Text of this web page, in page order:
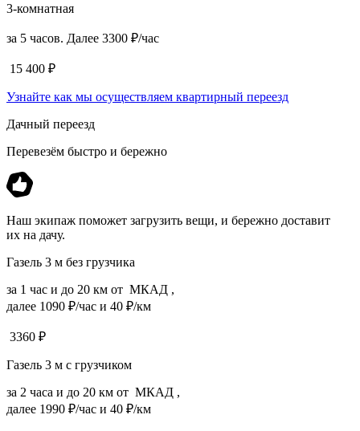
3-комнатная
за 5 часов. Далее 3300 ₽/час
15 400 ₽
Узнайте как мы осуществляем квартирный переезд
Дачный переезд
Перевезём быстро и бережно
Наш экипаж поможет загрузить вещи, и бережно доставит
их на дачу.
Газель 3 м без грузчика
за 1 час и до 20 км от МКАД ,
далее 1090 ₽/час и 40 ₽/км
3360 ₽
Газель 3 м с грузчиком
за 2 часа и до 20 км от МКАД ,
далее 1990 ₽/час и 40 ₽/км